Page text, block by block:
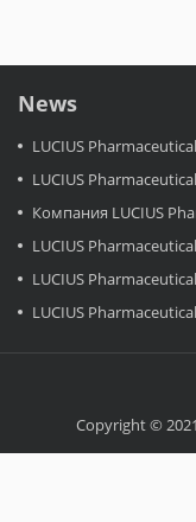
News
LUCIUS
LUCIUS
Компания LUCIUS
LUCIUS
LUCIUS
LUCIUS
Copyright ©